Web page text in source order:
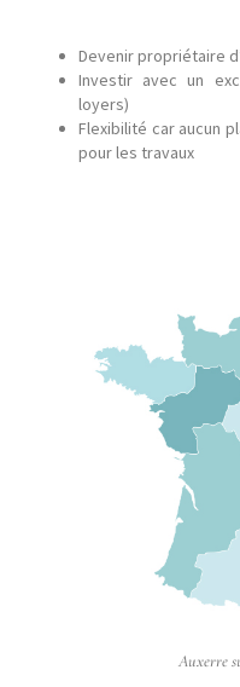
Devenir propriétaire
Investir avec un
loyers)
Flexibilité car aucun
pour les travaux
Auxerre